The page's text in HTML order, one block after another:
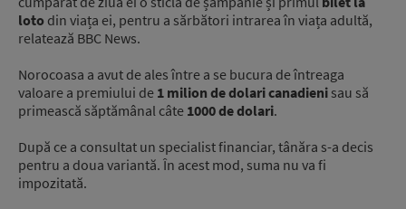
loto din viața ei, pentru a sărbători intrarea în viața adultă,
relatează BBC News.
Norocoasa a avut de ales între a se bucura de întreaga
valoare a premiului de 1 milion de dolari canadieni sau să
primească săptămânal câte 1000 de dolari.
După ce a consultat un specialist financiar, tânăra s-a decis
pentru a doua variantă. În acest mod, suma nu va fi
impozitată.